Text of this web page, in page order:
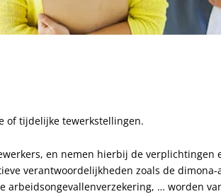
of tijdelijke tewerkstellingen.
en nemen hierbij de verplichtingen
verantwoordelijkheden zoals de
arbeidsongevallenverzekering, … worden